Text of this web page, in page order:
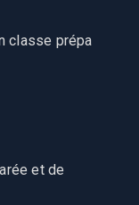
classe prépa
et de